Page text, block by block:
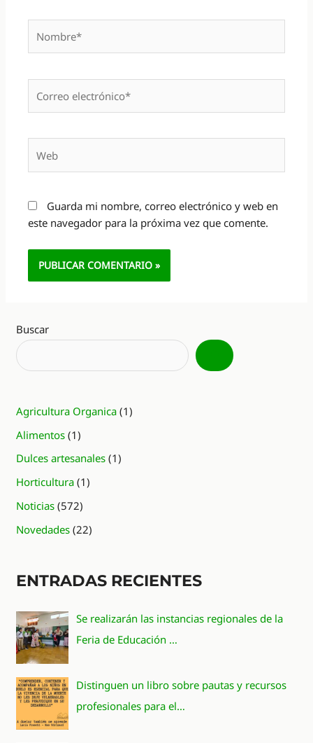
electrónico*
Guarda mi nombre, correo electrónico y web en
este navegador para la próxima vez que comente.
Buscar
Agricultura Organica (1)
Alimentos (1)
Dulces artesanales (1)
Horticultura (1)
Noticias (572)
Novedades (22)
ENTRADAS RECIENTES
Se realizarán las instancias regionales de la
Feria de Educación …
Distinguen un libro sobre pautas y recursos
profesionales para el…